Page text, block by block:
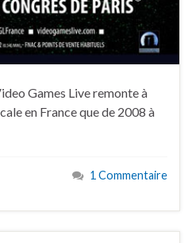
Games Live remonte à
en France que de 2008 à
1 Commentaire